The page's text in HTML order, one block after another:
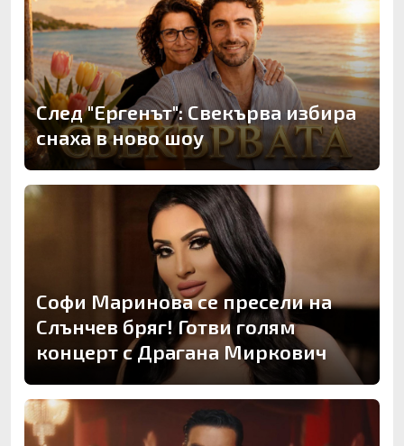
След "Ергенът": Свекърва избира
снаха в ново шоу
Софи Маринова се пресели на
Слънчев бряг! Готви голям
концерт с Драгана Миркович